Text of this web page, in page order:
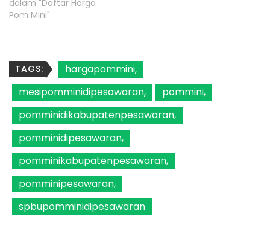
dalam "Daftar Harga
Pom Mini"
TAGS:
hargapommini
mesipomminidipesawaran
pommini
pomminidikabupatenpesawaran
pomminidipesawaran
pomminikabupatenpesawaran
pomminipesawaran
spbupomminidipesawaran